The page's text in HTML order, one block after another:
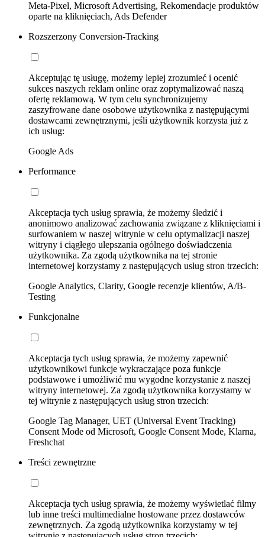
Meta-Pixel, Microsoft Advertising, Rekomendacje produktów
oparte na kliknięciach, Ads Defender
Rozszerzony Conversion-Tracking
Akceptując tę usługę, możemy lepiej zrozumieć i ocenić
sukces naszych reklam online oraz zoptymalizować naszą
ofertę reklamową. W tym celu synchronizujemy
zaszyfrowane dane osobowe użytkownika z następującymi
dostawcami zewnętrznymi, jeśli użytkownik korzysta już z
ich usług:
Google Ads
Performance
Akceptacja tych usług sprawia, że możemy śledzić i
anonimowo analizować zachowania związane z kliknięciami i
surfowaniem w naszej witrynie w celu optymalizacji naszej
witryny i ciągłego ulepszania ogólnego doświadczenia
użytkownika. Za zgodą użytkownika na tej stronie
internetowej korzystamy z następujących usług stron trzecich:
Google Analytics, Clarity, Google recenzje klientów, A/B-
Testing
Funkcjonalne
Akceptacja tych usług sprawia, że możemy zapewnić
użytkownikowi funkcje wykraczające poza funkcje
podstawowe i umożliwić mu wygodne korzystanie z naszej
witryny internetowej. Za zgodą użytkownika korzystamy w
tej witrynie z następujących usług stron trzecich:
Google Tag Manager, UET (Universal Event Tracking)
Consent Mode od Microsoft, Google Consent Mode, Klarna,
Freshchat
Treści zewnętrzne
Akceptacja tych usług sprawia, że możemy wyświetlać filmy
lub inne treści multimedialne hostowane przez dostawców
zewnętrznych. Za zgodą użytkownika korzystamy w tej